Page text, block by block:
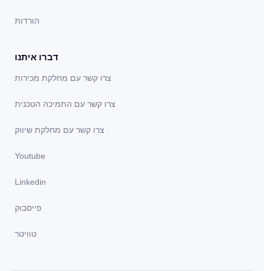
הורדות
דברו איתנו
צרו קשר עם מחלקת מכירות
צרו קשר עם התמיכה הטכנית
צרו קשר עם מחלקת שיווק
Youtube
Linkedin
פייסבוק
טוויטר